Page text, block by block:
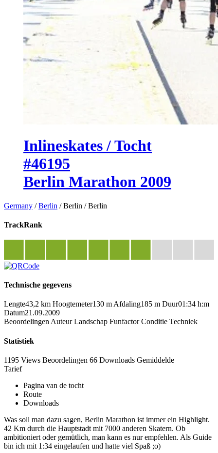
Inlineskates / Tocht
#46195
Berlin Marathon 2009
Germany /Berlin /Berlin /Berlin
TrackRank
Technische gegevens
Lengte43,2 km Hoogtemeter130 m Afdaling185 m Duur01:34 h:m
Datum21.09.2009
Beoordelingen Auteur Landschap Funfactor Conditie Techniek
Statistiek
1195 Views Beoordelingen 66 Downloads Gemiddelde
Tarief
Pagina van de tocht
Route
Downloads
Was soll man dazu sagen, Berlin Marathon ist immer ein Highlight.
42 Km durch die Hauptstadt mit 7000 anderen Skatern. Ob
ambitioniert oder gemütlich, man kann es nur empfehlen. Als Guide
bin ich mit 1:34 eingelaufen und hatte viel Spaß ;o)